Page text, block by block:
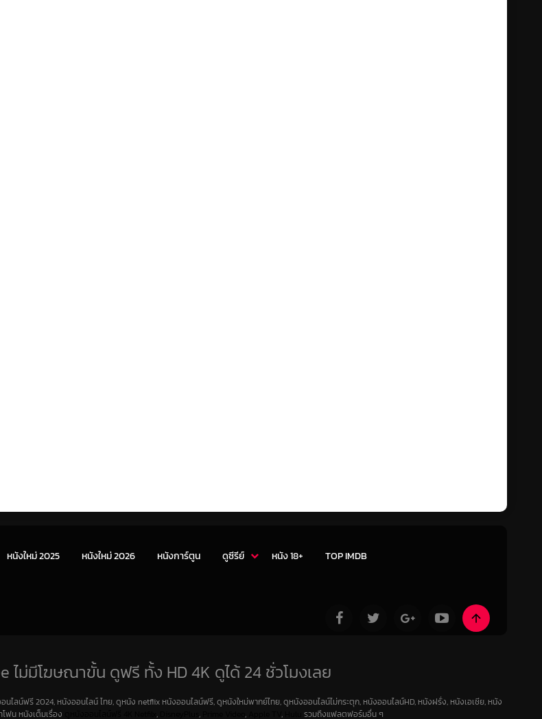
หนังใหม่ 2025 หนังใหม่ 2026 หนังการ์ตูน ดูซีรีย์ หนัง 18+ TOP IMDB
ม่มีโฆษณาขั้น ดูฟรี ทั้ง HD 4K ดูได้ 24 ชั่วโมงเลย
ไลน์ฟรี 2024, หนังออนไลน์ ไทย, ดูหนัง netflix หนังออนไลน์ฟรี, ดูหนังใหม่พากย์ไทย, ดูหนังออนไลน์ไม่กระตุก, หนังออนไลน์HD, หนังฝรั่ง, หนังเอเชีย, หนัง
ฟน หนังเต็มเรื่อง , , , , รวมถึงแฟลตฟอร์มอื่น ๆ